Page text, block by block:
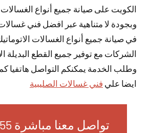
الكويت على صيانة جميع أنواع الغسالات
وبجودة لا متناهية عبر افضل فني
في صيانة جميع أنواع الغسالات
الشركات مع توفير جميع القطع البديلة
وطلب الخدمة يمكنكم التواصل هاتفيا
ايضا علي فني غسالات الصليبية
تواصل معنا مباشرة 98025055